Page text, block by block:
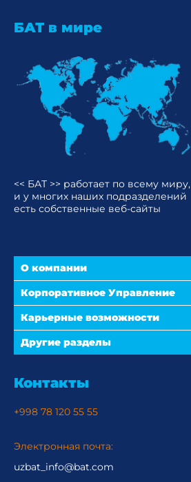
БАТ в мире
<< БАТ >> работает по всему миру,
и у многих наших подразделений
есть собственные веб-сайты
О компании
Корпоративное Управление
Карьерные возможности
Другие разделы
Контакты
+998 78 120 55 55
Электронная почта:
uzbat_info@bat.com